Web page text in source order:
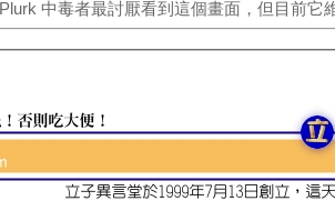
Plurk 中毒者最討厭看到這個畫面，但目前